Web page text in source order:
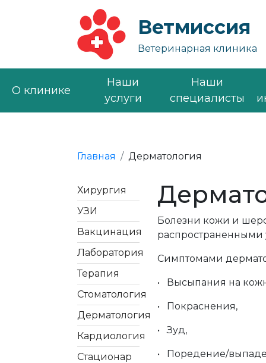
Ветмиссия
Ветеринарная клиника
О клинике
Наши
услуги
Наши
специалисты
Главная Дерматология
Хирургия
УЗИ
Вакцинация
Лаборатория
Терапия
Стоматология
Дерматология
Кардиология
Стационар
Болезни кожи и
распространенными
Симптомами
• Высыпания на
• Покраснения,
• Зуд,
• Поредение/